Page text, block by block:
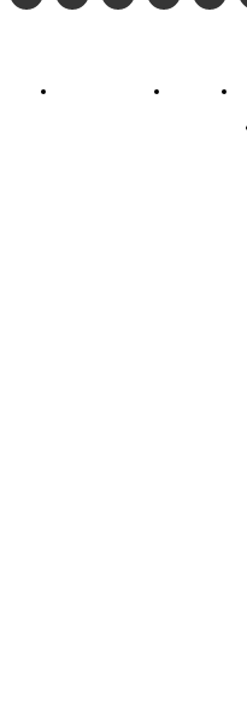
Profil Madu TV Redaksi